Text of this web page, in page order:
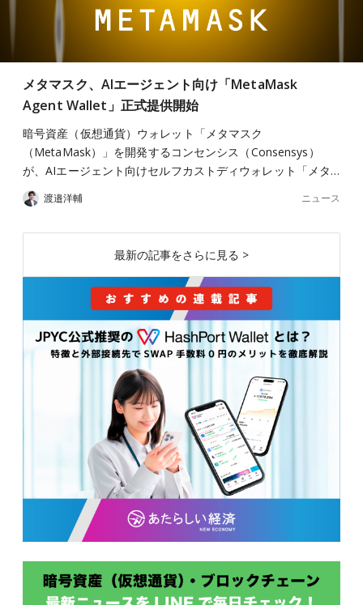
メタマスク、AIエージェント向け「MetaMask
Agent Wallet」正式提供開始
暗号資産（仮想通貨）ウォレット「メタマスク
（MetaMask）」を開発するコンセンシス（Consensys）
が、AIエージェント向けセルフカストディウォレット「メタ…
渡邉洋輔 ニュース
最新の記事をさらに見る >